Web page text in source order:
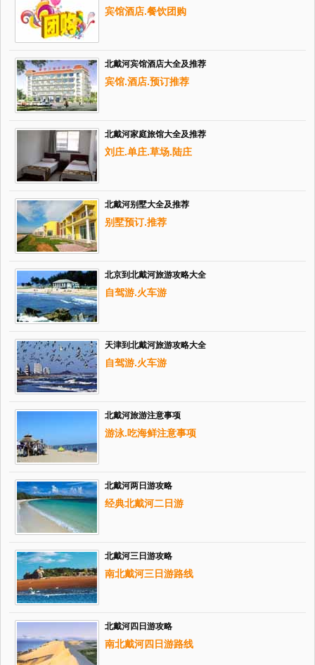
宾馆酒店.餐饮团购
北戴河宾馆酒店大全及推荐
宾馆.酒店.预订推荐
北戴河家庭旅馆大全及推荐
刘庄.单庄.草场.陆庄
北戴河别墅大全及推荐
别墅预订.推荐
北京到北戴河旅游攻略大全
自驾游.火车游
天津到北戴河旅游攻略大全
自驾游.火车游
北戴河旅游注意事项
游泳.吃海鲜注意事项
北戴河两日游攻略
经典北戴河二日游
北戴河三日游攻略
南北戴河三日游路线
北戴河四日游攻略
南北戴河四日游路线